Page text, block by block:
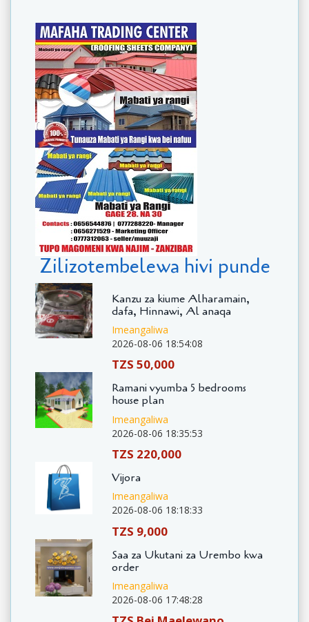
Zilizotembelewa hivi punde
Kanzu za kiume Alharamain,
dafa, Hinnawi, Al anaqa
Imeangaliwa
2026-08-06 18:54:08
TZS 50,000
Ramani vyumba 5 bedrooms
house plan
Imeangaliwa
2026-08-06 18:35:53
TZS 220,000
Vijora
Imeangaliwa
2026-08-06 18:18:33
TZS 9,000
Saa za Ukutani za Urembo kwa
order
Imeangaliwa
2026-08-06 17:48:28